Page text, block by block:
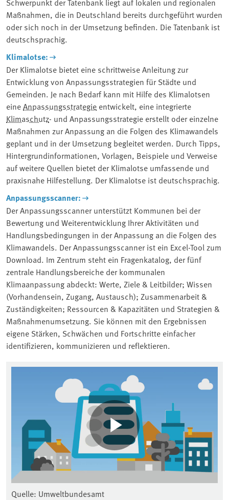
Maßnahmen, die in Deutschland bereits durchgeführt wurden
oder sich noch in der Umsetzung befinden. Die Tatenbank ist
deutschsprachig.
Klimalotse:
Der Klimalotse bietet eine schrittweise Anleitung zur
Entwicklung von Anpassungsstrategien für Städte und
Gemeinden. Je nach Bedarf kann mit Hilfe des Klimalotsen
eineAnpassungsstrategie entwickelt, eine integrierte
Klimaschutz- und Anpassungsstrategie erstellt oder einzelne
Maßnahmen zur Anpassung an die Folgen des Klimawandels
geplant und in der Umsetzung begleitet werden. Durch Tipps,
Hintergrundinformationen, Vorlagen, Beispiele und Verweise
auf weitere Quellen bietet der Klimalotse umfassende und
praxisnahe Hilfestellung. Der Klimalotse ist deutschsprachig.
Anpassungsscanner:
Der Anpassungsscanner unterstützt Kommunen bei der
Bewertung und Weiterentwicklung Ihrer Aktivitäten und
Handlungsbedingungen in der Anpassung an die Folgen des
Klimawandels. Der Anpassungsscanner ist ein Excel-Tool zum
Download. Im Zentrum steht ein Fragenkatalog, der fünf
zentrale Handlungsbereiche der kommunalen
Klimaanpassung abdeckt: Werte, Ziele & Leitbilder; Wissen
(Vorhandensein, Zugang, Austausch); Zusammenarbeit &
Zuständigkeiten; Ressourcen & Kapazitäten und Strategien &
Maßnahmenumsetzung. Sie können mit den Ergebnissen
eigene Stärken, Schwächen und Fortschritte einfacher
identifizieren, kommunizieren und reflektieren.
Quelle: Umweltbundesamt